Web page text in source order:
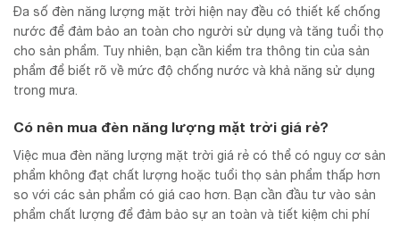
Đa số đèn năng lượng mặt trời hiện nay đều có thiết kế chống
nước để đảm bảo an toàn cho người sử dụng và tăng tuổi thọ
cho sản phẩm. Tuy nhiên, bạn cần kiểm tra thông tin của sản
phẩm để biết rõ về mức độ chống nước và khả năng sử dụng
trong mưa.
Có nên mua đèn năng lượng mặt trời giá rẻ?
Việc mua đèn năng lượng mặt trời giá rẻ có thể có nguy cơ sản
phẩm không đạt chất lượng hoặc tuổi thọ sản phẩm thấp hơn
so với các sản phẩm có giá cao hơn. Bạn cần đầu tư vào sản
phẩm chất lượng để đảm bảo sự an toàn và tiết kiệm chi phí